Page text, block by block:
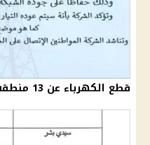
قطع الكهرباء عن 13 منطقة سكنية بالأسكندرية غدا